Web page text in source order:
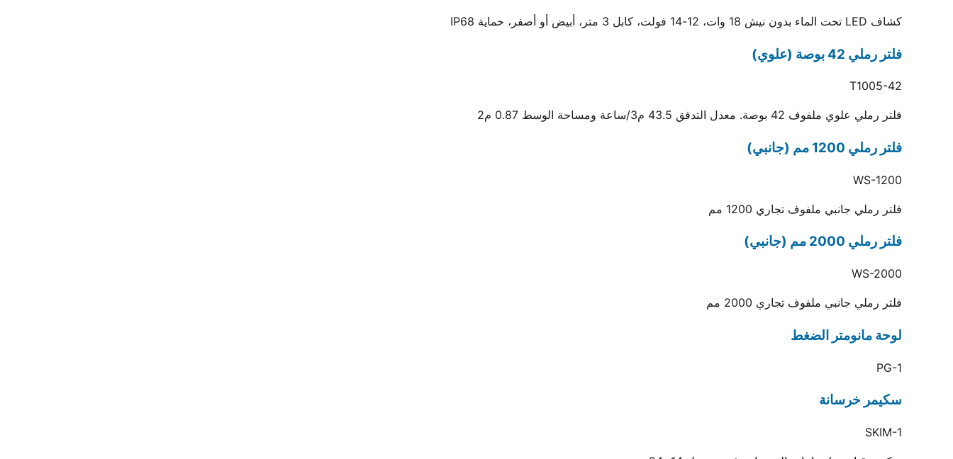
كشاف LED تحت الماء بدون نيش 18 وات، 12-14 فولت، كابل 3 متر، أبيض أو أصفر، حماية IP68
فلتر رملي 42 بوصة (علوي)
T1005-42
فلتر رملي علوي ملفوف 42 بوصة. معدل التدفق 43.5 م3/ساعة ومساحة الوسط 0.87 م2
فلتر رملي 1200 مم (جانبي)
WS-1200
فلتر رملي جانبي ملفوف تجاري 1200 مم
فلتر رملي 2000 مم (جانبي)
WS-2000
فلتر رملي جانبي ملفوف تجاري 2000 مم
لوحة مانومتر الضغط
PG-1
سكيمر خرسانة
SKIM-1